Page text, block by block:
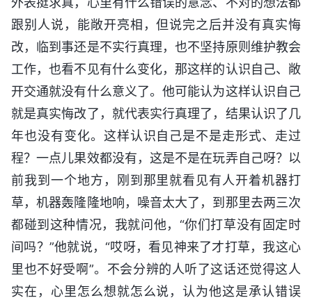
跟别人说，能敞开亮相，但说完之后并没有真实悔
改，临到事还是不实行真理，也不坚持原则维护教会
工作，也看不见有什么变化，那这样的认识自己、敞
开交通就没有什么意义了。他可能认为这样认识自己
就是真实悔改了，就代表实行真理了，结果认识了几
年也没有变化。这样认识自己是不是走形式、走过
程？一点儿果效都没有，这是不是在玩弄自己呀？以
前我到一个地方，刚到那里就看见有人开着机器打
草，机器轰隆隆地响，噪音太大了，到那里去两三次
都碰到这种情况，我就问他，“你们打草没有固定时
间吗？”他就说，“哎呀，看见神来了才打草，我这心
里也不好受啊”。不会分辨的人听了这话还觉得这人
实在，心里怎么想就怎么说，认为他这是承认错误